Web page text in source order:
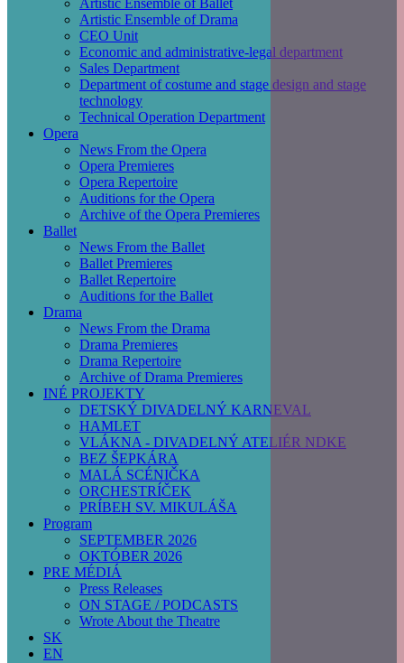
Artistic Ensemble of Ballet
Artistic Ensemble of Drama
CEO Unit
Economic and administrative-legal department
Sales Department
Department of costume and stage design and stage
technology
Technical Operation Department
Opera
News From the Opera
Opera Premieres
Opera Repertoire
Auditions for the Opera
Archive of the Opera Premieres
Ballet
News From the Ballet
Ballet Premieres
Ballet Repertoire
Auditions for the Ballet
Drama
News From the Drama
Drama Premieres
Drama Repertoire
Archive of Drama Premieres
INÉ PROJEKTY
DETSKÝ DIVADELNÝ KARNEVAL
HAMLET
VLÁKNA - DIVADELNÝ ATELIÉR NDKE
BEZ ŠEPKÁRA
MALÁ SCÉNIČKA
ORCHESTRÍČEK
PRÍBEH SV. MIKULÁŠA
Program
SEPTEMBER 2026
OKTÓBER 2026
PRE MÉDIÁ
Press Releases
ON STAGE / PODCASTS
Wrote About the Theatre
SK
EN